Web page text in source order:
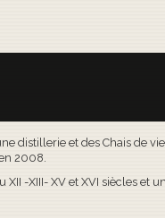
distillerie et des Chais de
2008.
-XIII- XV et XVI siècles et